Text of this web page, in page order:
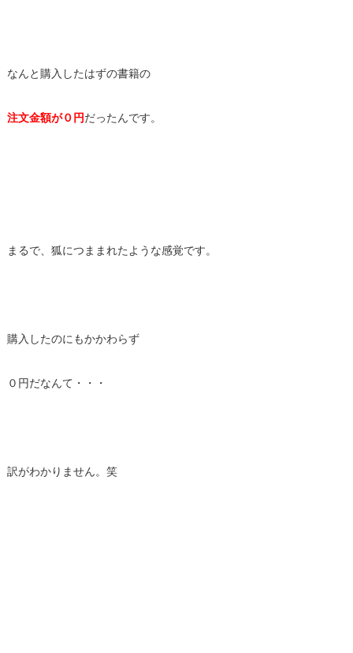
なんと購入したはずの書籍の
注文金額が０円 だったんです。
まるで、狐につままれたような感覚です。
購入したのにもかかわらず
０円だなんて・・・
訳がわかりません。笑